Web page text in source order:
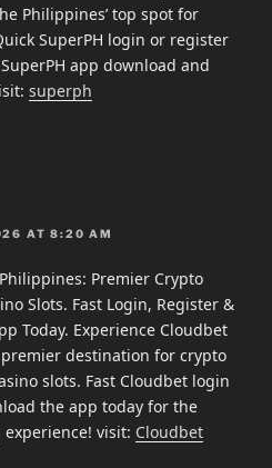
Philippines’ top spot for
SuperPH login or register
app download and
superph
AT 8:20 AM
Premier Crypto
Slots. Fast Login, Register &
Today. Experience Cloudbet
destination for crypto
slots. Fast Cloudbet login
the app today for the
visit: Cloudbet